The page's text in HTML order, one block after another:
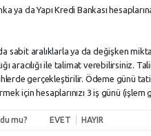
ya da Yapı Kredi Bankası
aralıklarla ya da değişken
aracılığı ile talimat verebilirsiniz.
gerçekleştirilir. Ödeme günü
için hesaplarınızı 3 iş günü (işlem
mu? EVET HAYIR